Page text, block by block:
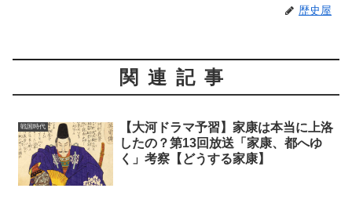
歴史屋
関連記事
戦国時代
【大河ドラマ予習】家康は本当に上洛
したの？第13回放送「家康、都へゆ
く」考察【どうする家康】